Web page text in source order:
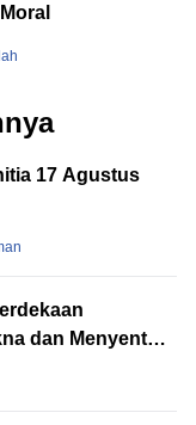
17 Agustus
dan Menyentuh